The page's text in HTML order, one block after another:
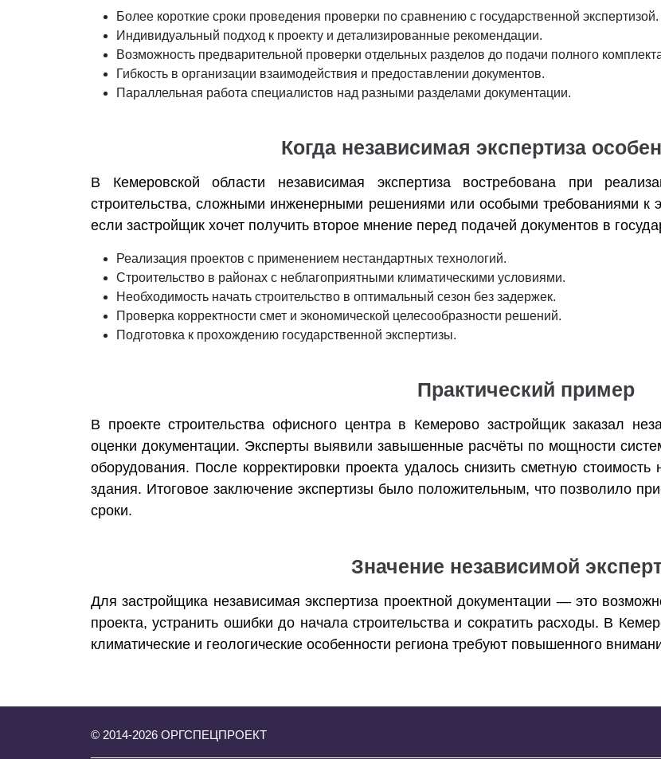
Более короткие сроки проведения проверки по сравнению с государственной экспертизой.
Индивидуальный подход к проекту и детализированные рекомендации.
Возможность предварительной проверки отдельных разделов до подачи полного
Гибкость в организации взаимодействия и предоставлении документов.
Параллельная работа специалистов над разными разделами документации.
Когда независимая экспертиза
В Кемеровской области независимая экспертиза востребована при
строительства, сложными инженерными решениями или особыми требованиями к
если застройщик хочет получить второе мнение перед подачей документов в
Реализация проектов с применением нестандартных технологий.
Строительство в районах с неблагоприятными климатическими условиями.
Необходимость начать строительство в оптимальный сезон без задержек.
Проверка корректности смет и экономической целесообразности решений.
Подготовка к прохождению государственной экспертизы.
Практический пример
В проекте строительства офисного центра в Кемерово застройщик заказал
оценки документации. Эксперты выявили завышенные расчёты по мощности
оборудования. После корректировки проекта удалось снизить сметную
здания. Итоговое заключение экспертизы было положительным, что позволило
сроки.
Значение независимой
Для застройщика независимая экспертиза проектной документации — это
проекта, устранить ошибки до начала строительства и сократить расходы. В
климатические и геологические особенности региона требуют повышенного
© 2014-2026 ОРГСПЕЦПРОЕКТ